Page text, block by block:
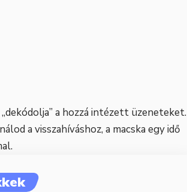
a hozzá intézett üzeneteket.
a visszahíváshoz, a macska egy idő